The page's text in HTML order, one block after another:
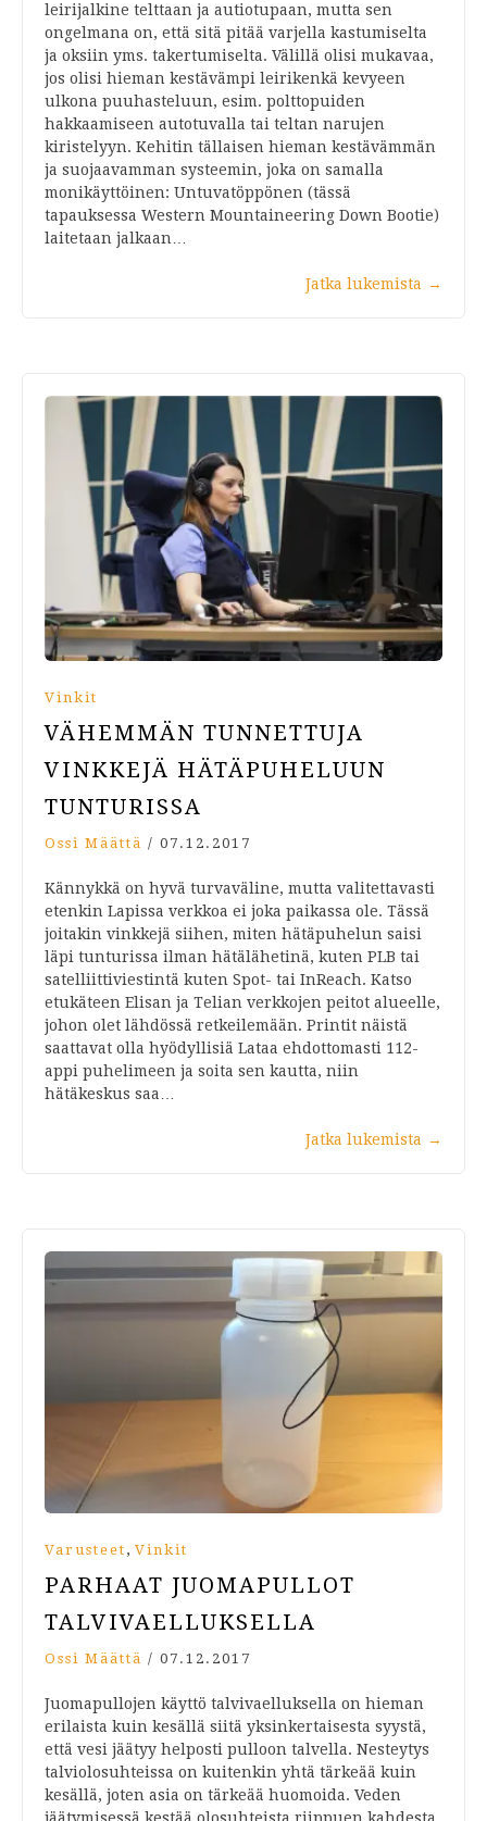
leirijalkine telttaan ja autiotupaan, mutta sen
ongelmana on, että sitä pitää varjella kastumiselta
ja oksiin yms. takertumiselta. Välillä olisi mukavaa,
jos olisi hieman kestävämpi leirikenkä kevyeen
ulkona puuhasteluun, esim. polttopuiden
hakkaamiseen autotuvalla tai teltan narujen
kiristelyyn. Kehitin tällaisen hieman kestävämmän
ja suojaavamman systeemin, joka on samalla
monikäyttöinen: Untuvatöppönen (tässä
tapauksessa Western Mountaineering Down Bootie)
laitetaan jalkaan…
Jatka lukemista →
Vinkit
VÄHEMMÄN TUNNETTUJA
VINKKEJÄ HÄTÄPUHELUUN
TUNTURISSA
Ossi Määttä / 07.12.2017
Kännykkä on hyvä turvaväline, mutta valitettavasti
etenkin Lapissa verkkoa ei joka paikassa ole. Tässä
joitakin vinkkejä siihen, miten hätäpuhelun saisi
läpi tunturissa ilman hätälähetinä, kuten PLB tai
satelliittiviestintä kuten Spot- tai InReach. Katso
etukäteen Elisan ja Telian verkkojen peitot alueelle,
johon olet lähdössä retkeilemään. Printit näistä
saattavat olla hyödyllisiä Lataa ehdottomasti 112-
appi puhelimeen ja soita sen kautta, niin
hätäkeskus saa…
Jatka lukemista →
Varusteet , Vinkit
PARHAAT JUOMAPULLOT
TALVI­VAELLUKSELLA
Ossi Määttä / 07.12.2017
Juomapullojen käyttö talvivaelluksella on hieman
erilaista kuin kesällä siitä yksinkertaisesta syystä,
että vesi jäätyy helposti pulloon talvella. Nesteytys
talviolosuhteissa on kuitenkin yhtä tärkeää kuin
kesällä, joten asia on tärkeää huomoida. Veden